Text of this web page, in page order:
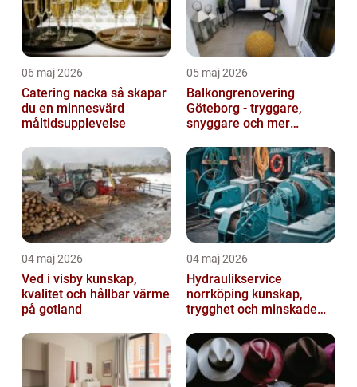
06 maj 2026
Catering nacka så skapar
du en minnesvärd
måltidsupplevelse
05 maj 2026
Balkongrenovering
Göteborg - tryggare,
snyggare och mer
04 maj 2026
Ved i visby kunskap,
kvalitet och hållbar värme
på gotland
04 maj 2026
Hydraulikservice
norrköping kunskap,
trygghet och minskade